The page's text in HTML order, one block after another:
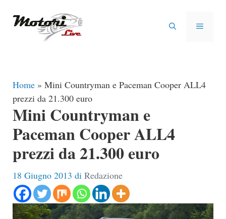
MENU
Home » Mini Countryman e Paceman Cooper ALL4
prezzi da 21.300 euro
Mini Countryman e
Paceman Cooper ALL4
prezzi da 21.300 euro
18 Giugno 2013 di Redazione